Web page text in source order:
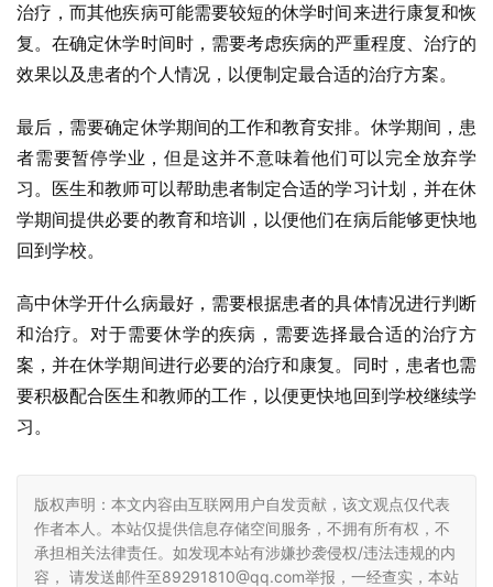
治疗，而其他疾病可能需要较短的休学时间来进行康复和恢
复。在确定休学时间时，需要考虑疾病的严重程度、治疗的
效果以及患者的个人情况，以便制定最合适的治疗方案。
最后，需要确定休学期间的工作和教育安排。休学期间，患
者需要暂停学业，但是这并不意味着他们可以完全放弃学
习。医生和教师可以帮助患者制定合适的学习计划，并在休
学期间提供必要的教育和培训，以便他们在病后能够更快地
回到学校。
高中休学开什么病最好，需要根据患者的具体情况进行判断
和治疗。对于需要休学的疾病，需要选择最合适的治疗方
案，并在休学期间进行必要的治疗和康复。同时，患者也需
要积极配合医生和教师的工作，以便更快地回到学校继续学
习。
版权声明：本文内容由互联网用户自发贡献，该文观点仅代表
作者本人。本站仅提供信息存储空间服务，不拥有所有权，不
承担相关法律责任。如发现本站有涉嫌抄袭侵权/违法违规的内
容， 请发送邮件至89291810@qq.com举报，一经查实，本站